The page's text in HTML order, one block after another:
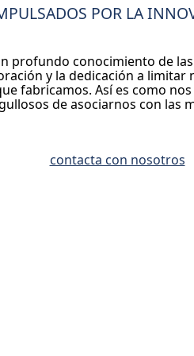
POR LA
profundo conocimiento de
y la dedicación a limitar
fabricamos. Así es como
de asociarnos con las
contacta con nosotros